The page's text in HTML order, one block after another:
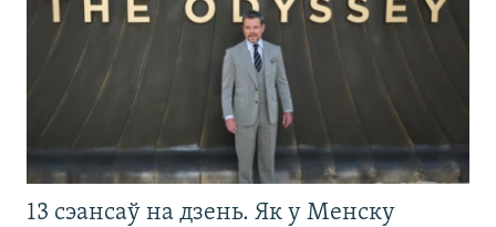
13 сэансаў на дзень. Як у Менску